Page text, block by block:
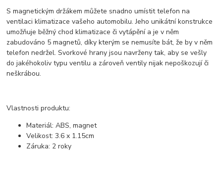
S magnetickým držákem můžete snadno umístit telefon na
ventilaci klimatizace vašeho automobilu. Jeho unikátní konstrukce
umožňuje běžný chod klimatizace či vytápění a je v něm
zabudováno 5 magnetů, díky kterým se nemusíte bát, že by v něm
telefon nedržel. Svorkové hrany jsou navrženy tak, aby se vešly
do jakéhokoliv typu ventilu a zároveň ventily nijak nepoškozují či
neškrábou.
Vlastnosti produktu:
Materiál: ABS, magnet
Velikost: 3.6 x 1.15cm
Záruka: 2 roky